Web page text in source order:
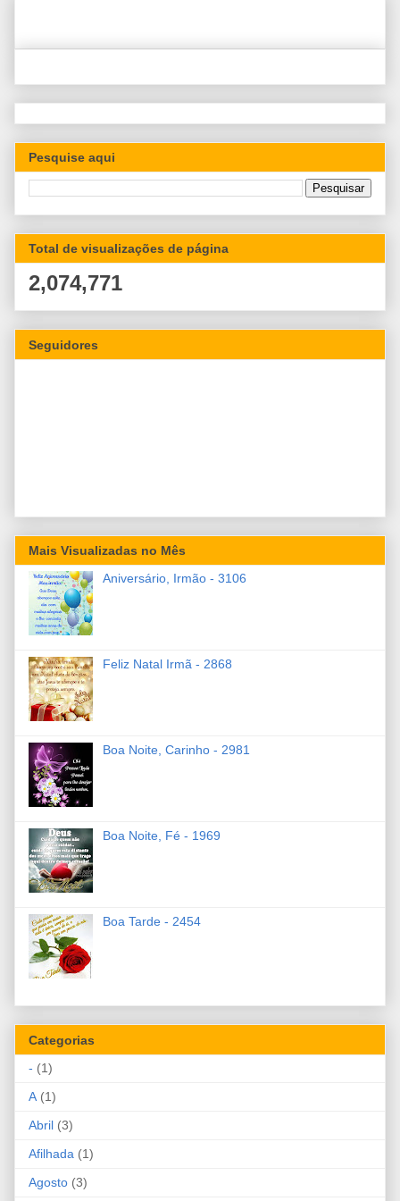
Pesquise aqui
Total de visualizações de página
2,074,771
Seguidores
Mais Visualizadas no Mês
Aniversário, Irmão - 3106
Feliz Natal Irmã - 2868
Boa Noite, Carinho - 2981
Boa Noite, Fé - 1969
Boa Tarde - 2454
Categorias
- (1)
A (1)
Abril (3)
Afilhada (1)
Agosto (3)